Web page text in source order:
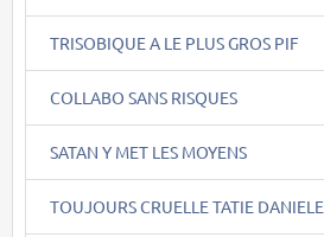
TRISOBIQUE A LE PLUS GROS PIF
COLLABO SANS RISQUES
SATAN Y MET LES MOYENS
TOUJOURS CRUELLE TATIE DANIELE